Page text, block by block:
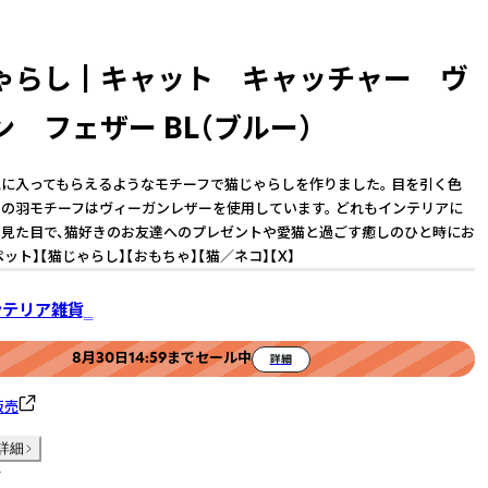
らし┃キャット キャッチャー ヴ
フェザー BL（ブルー）
入ってもらえるようなモチーフで猫じゃらしを作りました。 目を引く色
羽モチーフはヴィーガンレザーを使用しています。 どれもインテリアに
た目で、猫好きのお友達へのプレゼントや愛猫と過ごす癒しのひと時にお
ト】【猫じゃらし】【おもちゃ】【猫／ネコ】【X】
リア雑貨‗
8月30日14:59までセール中 詳細
売
細